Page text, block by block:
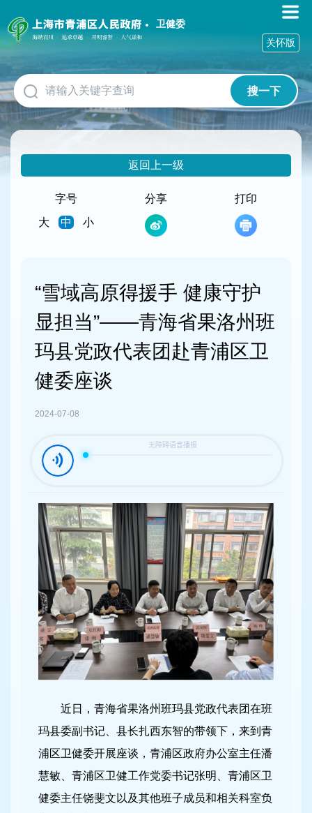
障
碍
作
说
明
跳
到
网
卫健委
搜一下
关怀版
返回上一级
字号
大
中 小
分享 打印
“雪域高原得援手 健康守护
显担当”——青海省果洛州班
玛县党政代表团赴青浦区卫
健委座谈
2024-07-08
近日，青海省果洛州班玛县党政代表团在班
玛县委副书记、县长扎西东智的带领下，来到青
浦区卫健委开展座谈，青浦区政府办公室主任潘
慧敏、青浦区卫健工作党委书记张明、青浦区卫
健委主任饶斐文以及其他班子成员和相关科室负